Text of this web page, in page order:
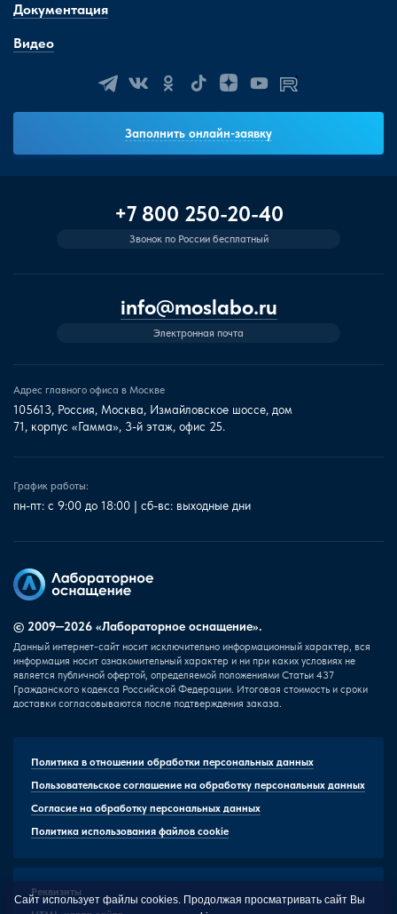
Документация
Видео
Заполнить онлайн-заявку
+7 800 250-20-40
Звонок по России бесплатный
info@moslabo.ru
Электронная почта
Адрес главного офиса в Москве
105613, Россия, Москва, Измайловское шоссе, дом
71, корпус «Гамма», 3-й этаж, офис 25.
График работы:
пн-пт: с 9:00 до 18:00 | сб-вс: выходные дни
© 2009—2026 «Лабораторное оснащение».
Данный интернет-сайт носит исключительно информационный характер, вся
информация носит ознакомительный характер и ни при каких условиях не
является публичной офертой, определяемой положениями Статьи 437
Гражданского кодекса Российской Федерации. Итоговая стоимость и сроки
доставки согласовываются после подтверждения заказа.
Политика в отношении обработки персональных данных
Пользовательское соглашение на обработку персональных данных
Согласие на обработку персональных данных
Политика использования файлов cookie
Реквизиты
Сайт использует файлы cookies. Продолжая просматривать сайт Вы